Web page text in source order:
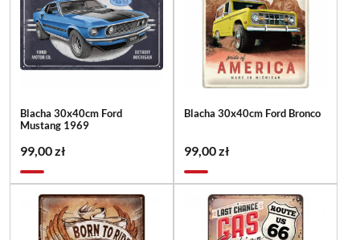
Blacha 30x40cm Ford
Mustang 1969
99,00 zł
Blacha 30x40cm Ford Bronco
99,00 zł